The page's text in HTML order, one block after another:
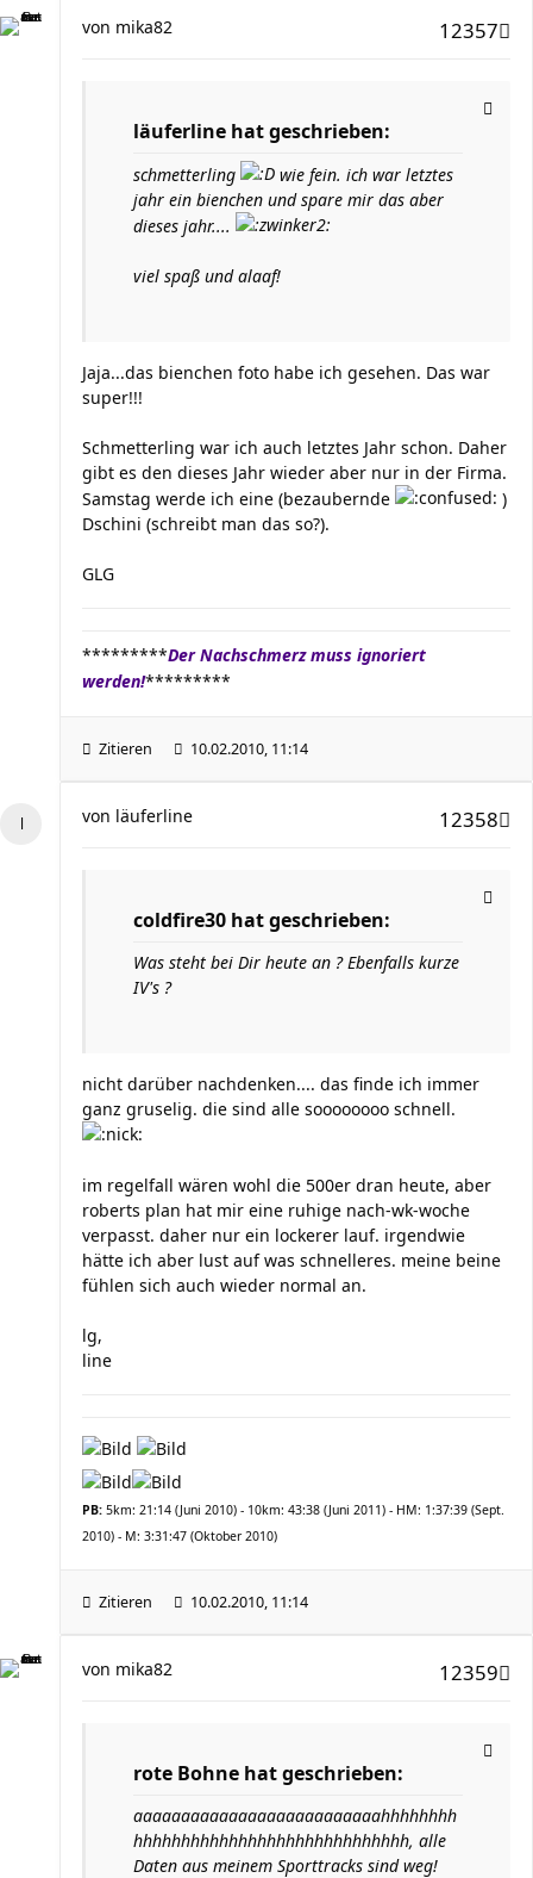
12357
von mika82
läuferline hat geschrieben:
schmetterling
wie fein. ich war letztes
jahr ein bienchen und spare mir das aber
dieses jahr....
viel spaß und alaaf!
Jaja...das bienchen foto habe ich gesehen. Das war
super!!!
Schmetterling war ich auch letztes Jahr schon. Daher
gibt es den dieses Jahr wieder aber nur in der Firma.
Samstag werde ich eine (bezaubernde
)
Dschini (schreibt man das so?).
GLG
*********Der Nachschmerz muss ignoriert
werden!*********
Zitieren 10.02.2010, 11:14
12358
von läuferline
coldfire30 hat geschrieben:
Was steht bei Dir heute an ? Ebenfalls kurze
IV's ?
nicht darüber nachdenken.... das finde ich immer
ganz gruselig. die sind alle soooooooo schnell.
im regelfall wären wohl die 500er dran heute, aber
roberts plan hat mir eine ruhige nach-wk-woche
verpasst. daher nur ein lockerer lauf. irgendwie
hätte ich aber lust auf was schnelleres. meine beine
fühlen sich auch wieder normal an.
lg,
line
PB: 5km: 21:14 (Juni 2010) - 10km: 43:38 (Juni 2011) - HM: 1:37:39 (Sept.
2010) - M: 3:31:47 (Oktober 2010)
Zitieren 10.02.2010, 11:14
12359
von mika82
rote Bohne hat geschrieben:
aaaaaaaaaaaaaaaaaaaaaaaaaahhhhhhhh
hhhhhhhhhhhhhhhhhhhhhhhhhhhhh, alle
Daten aus meinem Sporttracks sind weg!